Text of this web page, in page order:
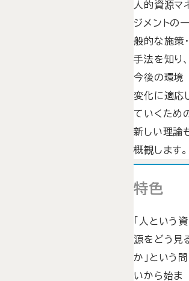
人的資源マ
ジメントの
般的な施策
手法を知り
今後の環境
変化に適応
ていくため
新しい理論
概観します。
特色
「人という資
源をどう見
か」という問
いから始ま